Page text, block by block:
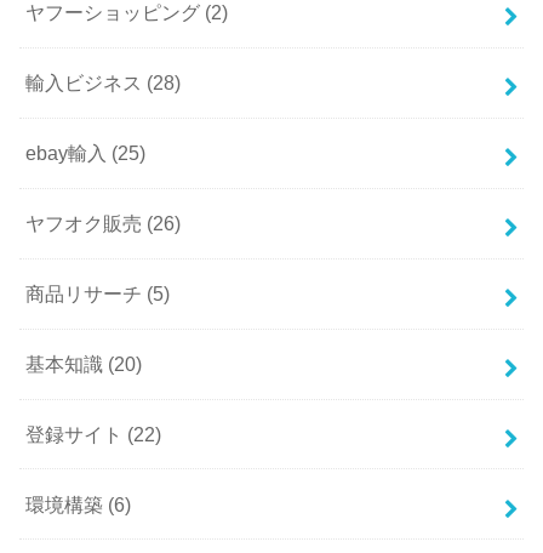
ヤフーショッピング (2)
輸入ビジネス (28)
ebay輸入 (25)
ヤフオク販売 (26)
商品リサーチ (5)
基本知識 (20)
登録サイト (22)
環境構築 (6)